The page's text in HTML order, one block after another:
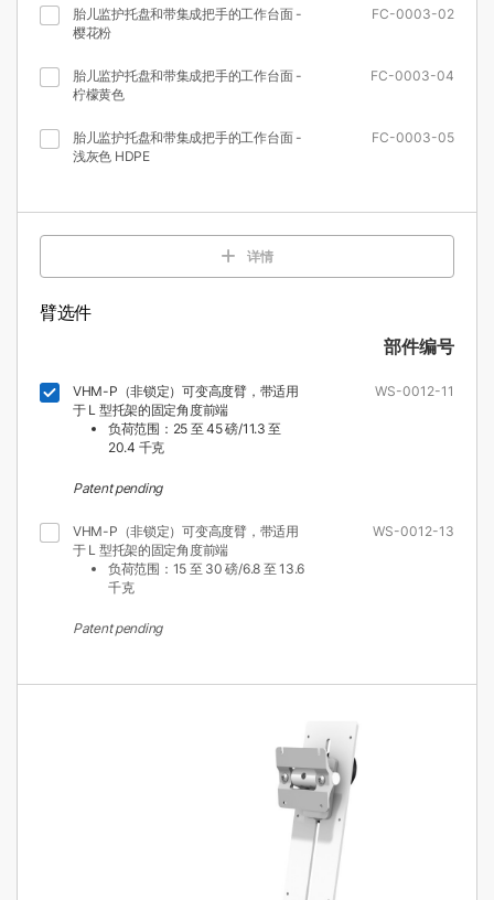
胎儿监护托盘和带集成把手的工作台面 -
樱花粉
FC-0003-02
胎儿监护托盘和带集成把手的工作台面 -
柠檬黄色
FC-0003-04
胎儿监护托盘和带集成把手的工作台面 -
浅灰色 HDPE
FC-0003-05
详情
臂选件
部件编号
VHM-P（非锁定）可变高度臂，带适用
于 L 型托架的固定角度前端
负荷范围：25 至 45 磅/11.3 至
20.4 千克
Patent pending
WS-0012-11
VHM-P（非锁定）可变高度臂，带适用
于 L 型托架的固定角度前端
负荷范围：15 至 30 磅/6.8 至 13.6
千克
Patent pending
WS-0012-13